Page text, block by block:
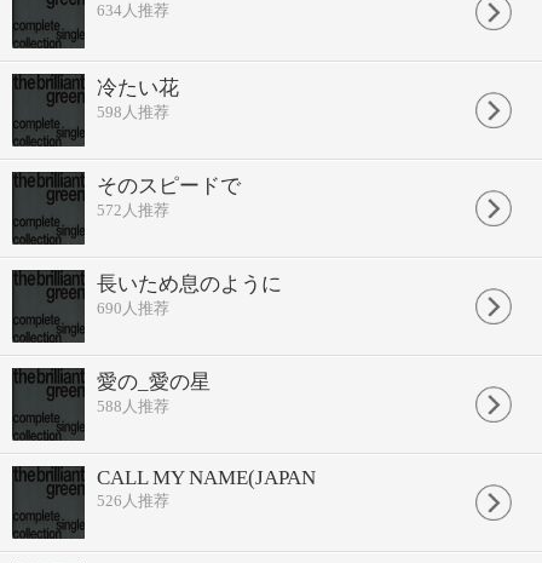
634人推荐
冷たい花
598 人推荐
そのスピードで
572 人推荐
長いため息のように
690 人推荐
愛の_愛の星
588 人推荐
CALL MY NAME(JAPAN
526 人推荐